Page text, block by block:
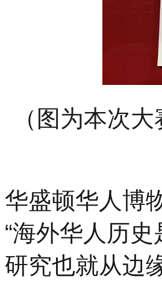
（图为本次
华盛顿华人博
“海外华人历
研究也就从边